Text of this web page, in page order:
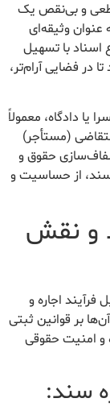
قطعی و بی‌نقص یک
وثیقه‌ای
اسناد با تسهیل
در فضایی آرام‌تر،
به دادسرا یا دادگاه، معمولاً
(مستأجر)
حقوق و
سند، از حساسیت و
و نقش
اجاره و
بر قوانین ثبتی
و امنیت حقوقی
سند: